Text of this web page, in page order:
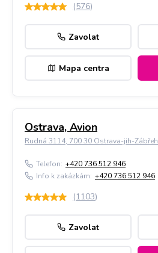
(576)
Zavolat
Mapa centra
Ostrava, Avion
Rudná 3114, 700 30 Ostrava-jih-Zábřeh
Telefon: +420 736 512 946
Info k zakázkám: +420 736 512 946
(1103)
Zavolat